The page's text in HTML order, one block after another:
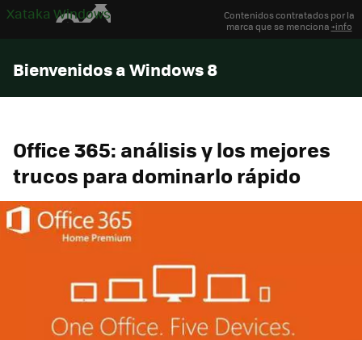
Contenidos contratados por la
marca que se menciona +info
Xataka Windows
Bienvenidos a Windows 8
Office 365: análisis y los mejores
trucos para dominarlo rápido